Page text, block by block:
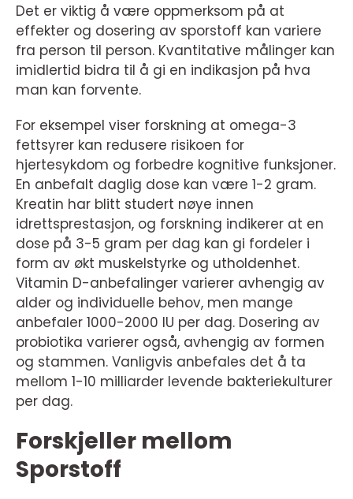
Det er viktig å være oppmerksom på at
effekter og dosering av sporstoff kan variere
fra person til person. Kvantitative målinger kan
imidlertid bidra til å gi en indikasjon på hva
man kan forvente.
For eksempel viser forskning at omega-3
fettsyrer kan redusere risikoen for
hjertesykdom og forbedre kognitive funksjoner.
En anbefalt daglig dose kan være 1-2 gram.
Kreatin har blitt studert nøye innen
idrettsprestasjon, og forskning indikerer at en
dose på 3-5 gram per dag kan gi fordeler i
form av økt muskelstyrke og utholdenhet.
Vitamin D-anbefalinger varierer avhengig av
alder og individuelle behov, men mange
anbefaler 1000-2000 IU per dag. Dosering av
probiotika varierer også, avhengig av formen
og stammen. Vanligvis anbefales det å ta
mellom 1-10 milliarder levende bakteriekulturer
per dag.
Forskjeller mellom
Sporstoff